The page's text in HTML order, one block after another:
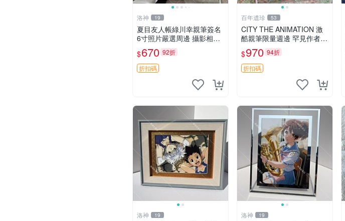
洛神 19
夏目友人帳綠川幸親筆簽名
6寸照片嚴選周邊 攝影相框
網路認證 夏目友人帳收藏
簽名照 6寸
$670 92折
折扣碼
百年遺珍 53
CITY THE ANIMATION 激
酷親筆限量週邊 罕見作者簽
名收藏 現代潮流擺飾 9x9c
m 專家推薦 國際珍藏款 周
邊 照片周邊 尺寸 收藏品
$970 94折
折扣碼
洛神 19 洛神 19